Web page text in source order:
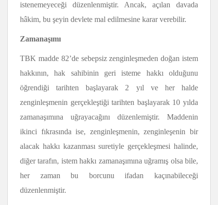
istenemeyeceği düzenlenmiştir. Ancak, açılan davada
hâkim, bu şeyin devlete mal edilmesine karar verebilir.
Zamanaşımı
TBK madde 82’de sebepsiz zenginleşmeden doğan istem
hakkının, hak sahibinin geri isteme hakkı olduğunu
öğrendiği tarihten başlayarak 2 yıl ve her halde
zenginleşmenin gerçekleştiği tarihten başlayarak 10 yılda
zamanaşımına uğrayacağını düzenlemiştir. Maddenin
ikinci fıkrasında ise, zenginleşmenin, zenginleşenin bir
alacak hakkı kazanması suretiyle gerçekleşmesi halinde,
diğer tarafın, istem hakkı zamanaşımına uğramış olsa bile,
her zaman bu borcunu ifadan kaçınabileceği
düzenlenmiştir.